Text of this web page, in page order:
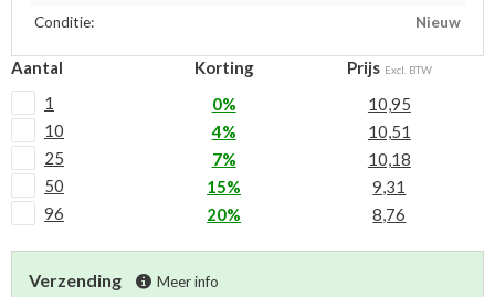
Conditie:
Nieuw
Aantal Korting Prijs Excl. BTW
1 0%
10,95
10
4%
10,51
25
7%
10,18
50
15%
9,31
96
20% 8,76
Verzending Meer info